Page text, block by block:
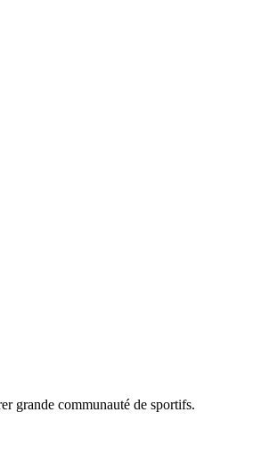
grande communauté de sportifs.